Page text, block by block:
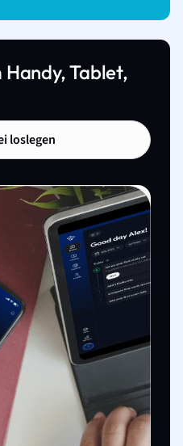
Tablet,
loslegen